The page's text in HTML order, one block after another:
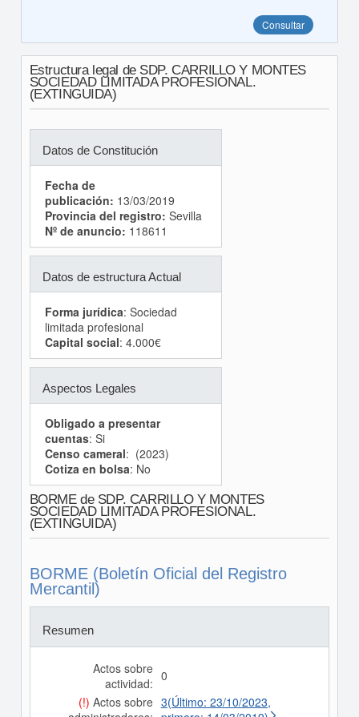
Consultar
Estructura legal de SDP. CARRILLO Y MONTES
SOCIEDAD LIMITADA PROFESIONAL.
(EXTINGUIDA)
Datos de Constitución
Fecha de
publicación: 13/03/2019
Provincia del registro: Sevilla
Nº de anuncio: 118611
Datos de estructura Actual
Forma jurídica: Sociedad
limitada profesional
Capital social: 4.000€
Aspectos Legales
Obligado a presentar
cuentas: Si
Censo cameral: (2023)
Cotiza en bolsa: No
BORME de SDP. CARRILLO Y MONTES
SOCIEDAD LIMITADA PROFESIONAL.
(EXTINGUIDA)
BORME (Boletín Oficial del Registro
Mercantil)
Resumen
Actos sobre
actividad: 0
(!) Actos sobre 3(Último: 23/10/2023,